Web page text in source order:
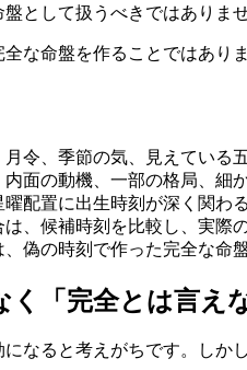
として扱うべきではありませ
な命盤を作ることではあ
令、季節の気、見えている
面の動機、一部の格局、細
配置に出生時刻が深く関わ
、候補時刻を比較し、実際
偽の時刻で作った完全な命
「完全とは言え
なると考えがちです。しか